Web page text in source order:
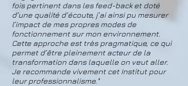
fois pertinent dans les feed-back et doté
d’une qualité d’écoute, j’ai ainsi pu mesurer
l’impact de mes propres modes de
fonctionnement sur mon environnement.
Cette approche est très pragmatique, ce qui
permet d’être pleinement acteur de la
transformation dans laquelle on veut aller.
Je recommande vivement cet Institut pour
leur professionnalisme."